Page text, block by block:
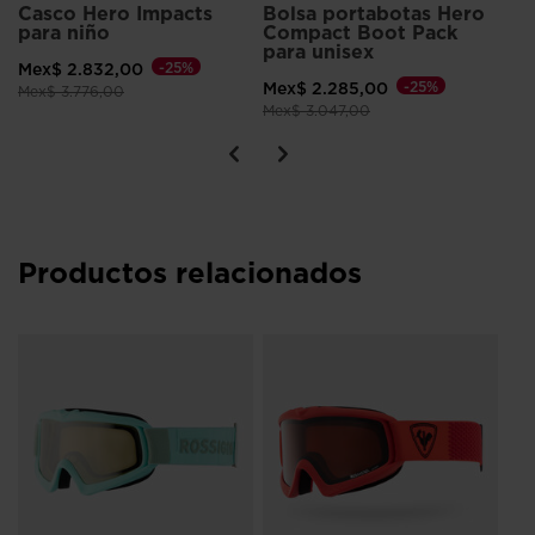
Casco Hero Impacts
para niño
Mex$ 2.832,00
Precio reducido de
Mex$ 3.776,00a
-25%
Bolsa portabotas Hero
Compact Boot Pack
para unisex
Mex$ 2.285,00
Precio reducido de
Mex$ 3.047,00a
-25%
Productos relacionados